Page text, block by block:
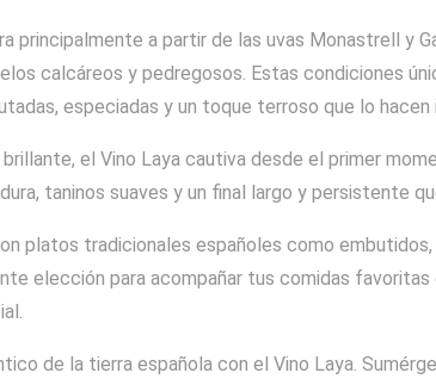
principalmente a partir de las uvas Monastrell y
calcáreos y pedregosos. Estas condiciones
especiadas y un toque terroso que lo hacen
el Vino Laya cautiva desde el primer
taninos suaves y un final largo y persistente
platos tradicionales españoles como embutidos,
elección para acompañar tus comidas
de la tierra española con el Vino Laya.